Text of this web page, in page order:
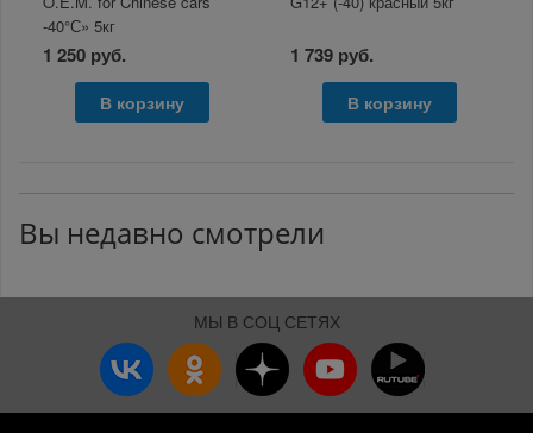
-40°С» 5кг
1 250 руб.
В корзину
1 739 руб.
В корзину
Вы недавно смотрели
МЫ В СОЦ СЕТЯХ